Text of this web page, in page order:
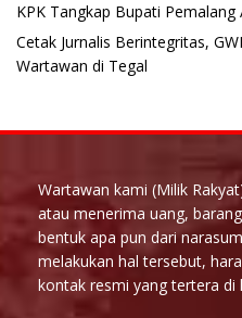
KPK Tangkap Bupati
Cetak Jurnalis Berintegritas,
Wartawan di Tegal
Wartawan kami (Milik
atau menerima uang,
bentuk apa pun dari
melakukan hal tersebut,
kontak resmi yang tertera di